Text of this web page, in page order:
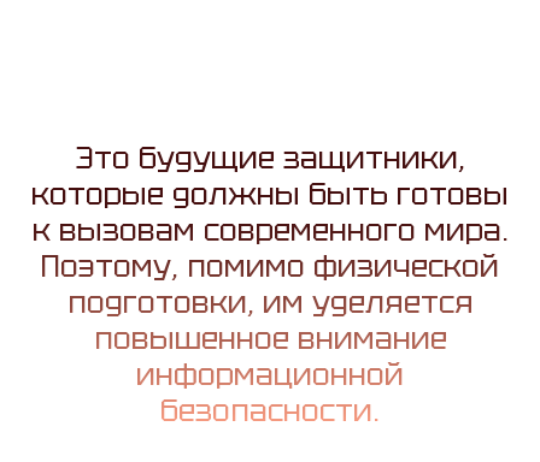
Это будущие защитники,
которые должны быть готовы
к вызовам современного мира.
Поэтому, помимо физической
подготовки, им уделяется
повышенное внимание
информационной
безопасности.